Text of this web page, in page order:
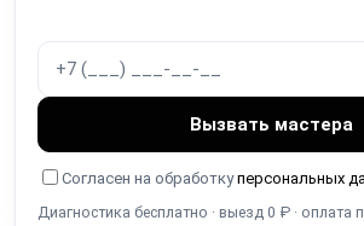
Намерзание льда / наледь на задней
Не работает подсветка (LED
Не работает дисплей / сенсорная
Износ уплотнителя двери / не
Вызвать мастера
Согласен на обработкуперсональных
Диагностика бесплатно · выезд 0 ₽ · оплата